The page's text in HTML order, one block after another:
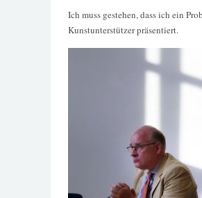
Ich muss gestehen, dass ich ein
Kunstunterstützer präsentiert.